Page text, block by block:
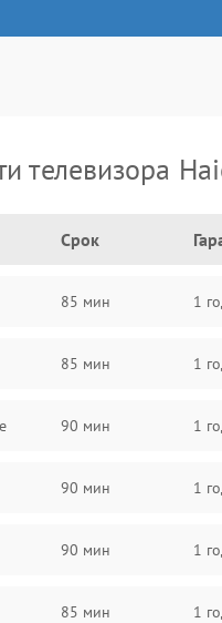
телевизора
Срок
85 мин 1
85 мин 1
90 мин 1
90 мин 1
90 мин 1
85 мин 1